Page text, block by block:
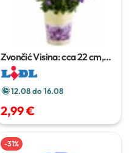
ZvončićVisina: cca 22 cm,
Promjer: cca 10 cm
12.08 do 16.08
2,99 €
-31%